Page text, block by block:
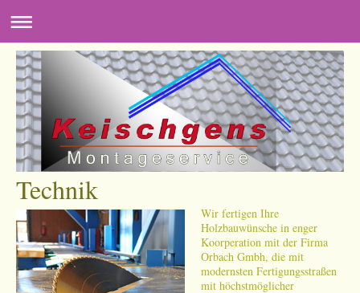
Technik
Wir fertigen Ihre
Holzbauwünsche in enger
Koorperation mit der Firma
Orbach Gmbh, die mit
modernsten Fertigungsstraßen
mit höchstmöglicher